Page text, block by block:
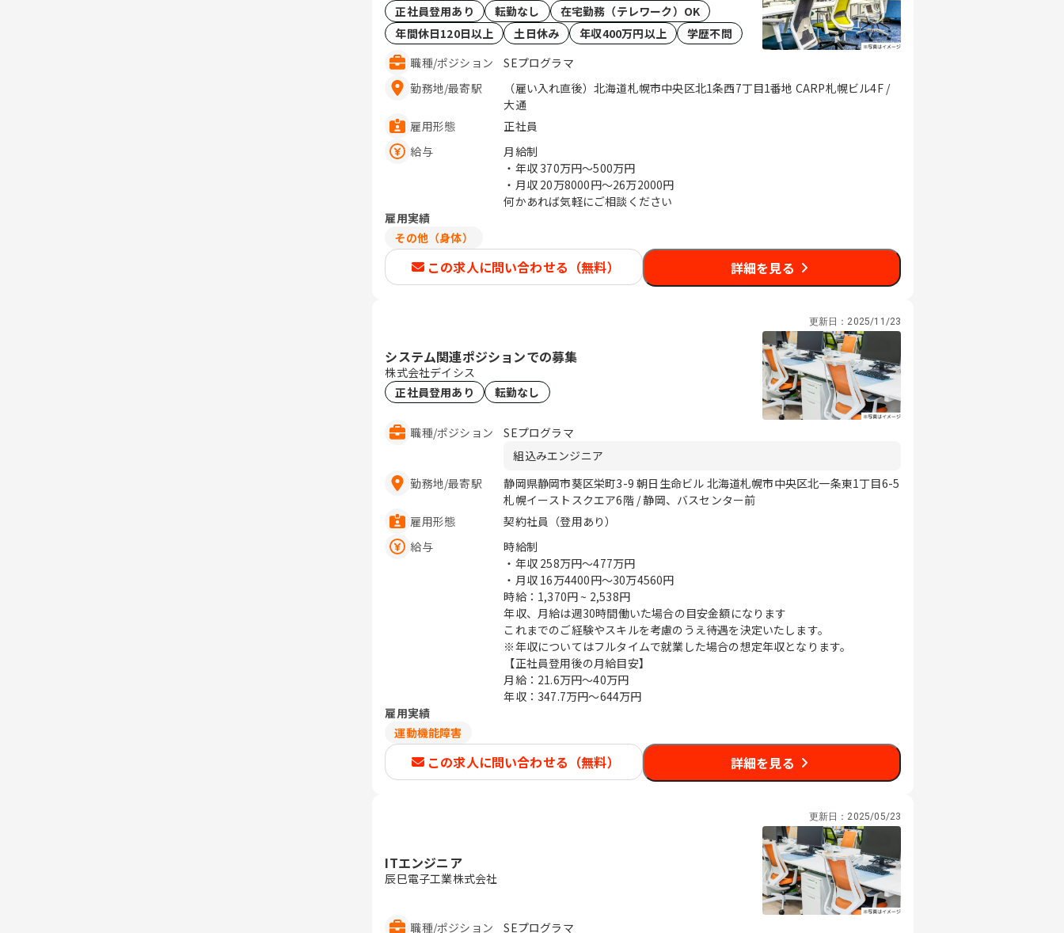
正社員登用あり
転勤なし
在宅勤務（テレワーク）OK
年間休日120日以上
土日休み 年収400万円以上
学歴不問
職種/ポジション
SEプログラマ
勤務地/最寄駅
（雇い入れ直後）北海道札幌市中央区北1条西7丁目1番地 CARP札幌ビル4F /
大通
雇用形態
正社員
給与
月給制
・年収 370万円〜500万円
・月収 20万8000円〜26万2000円
何かあれば気軽にご相談ください
雇用実績
その他（身体）
この求人に問い合わせる（無料） 詳細を見る
更新日： 2025/11/23
システム関連ポジションでの募集
株式会社デイシス
正社員登用あり
転勤なし
職種/ポジション
SEプログラマ
組込みエンジニア
勤務地/最寄駅
静岡県静岡市葵区栄町3-9 朝日生命ビル 北海道札幌市中央区北一条東1丁目6-5
札幌イーストスクエア6階 / 静岡、バスセンター前
雇用形態
契約社員（登用あり）
給与
時給制
・年収 258万円〜477万円
・月収 16万4400円〜30万4560円
時給：1,370円 ~ 2,538円
年収、月給は週30時間働いた場合の目安金額になります
これまでのご経験やスキルを考慮のうえ待遇を決定いたします。
※年収についてはフルタイムで就業した場合の想定年収となります。
【正社員登用後の月給目安】
月給：21.6万円～40万円
年収：347.7万円～644万円
雇用実績
運動機能障害
この求人に問い合わせる（無料） 詳細を見る
更新日： 2025/05/23
ITエンジニア
辰巳電子工業株式会社
職種/ポジション SEプログラマ